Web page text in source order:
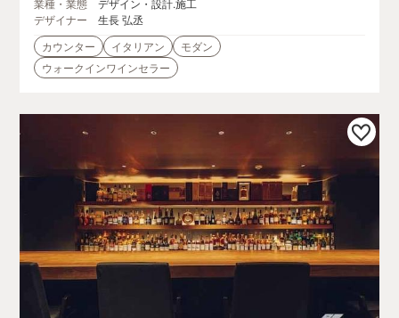
デザイナー
生長 弘丞
カウンター
イタリアン
モダン
ウォークインワインセラー